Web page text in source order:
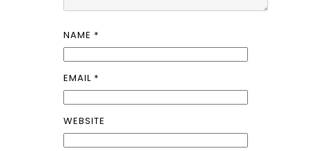
NAME *
EMAIL *
WEBSITE